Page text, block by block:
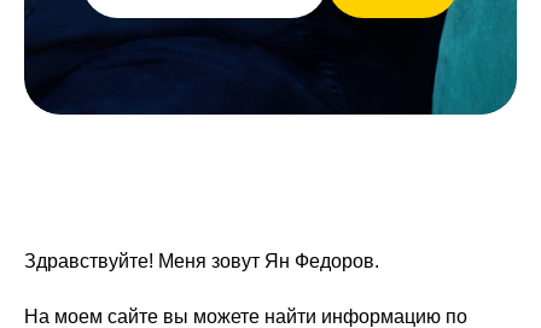
Здравствуйте! Меня зовут Ян Федоров.
На моем сайте вы можете найти информацию по